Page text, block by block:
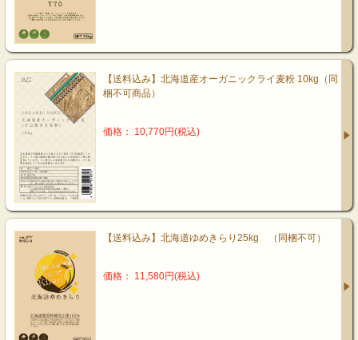
【送料込み】北海道産オーガニックライ麦粉 10kg（同
梱不可商品）
価格： 10,770円(税込)
【送料込み】北海道ゆめきらり25kg （同梱不可）
価格： 11,580円(税込)